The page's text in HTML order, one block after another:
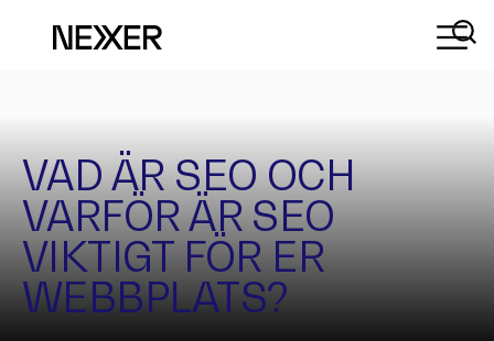
VAD ÄR SEO VARFÖR SEO TRE FAKTORER
VAD ÄR SEO OCH
VARFÖR ÄR SEO
VIKTIGT FÖR ER
WEBBPLATS?